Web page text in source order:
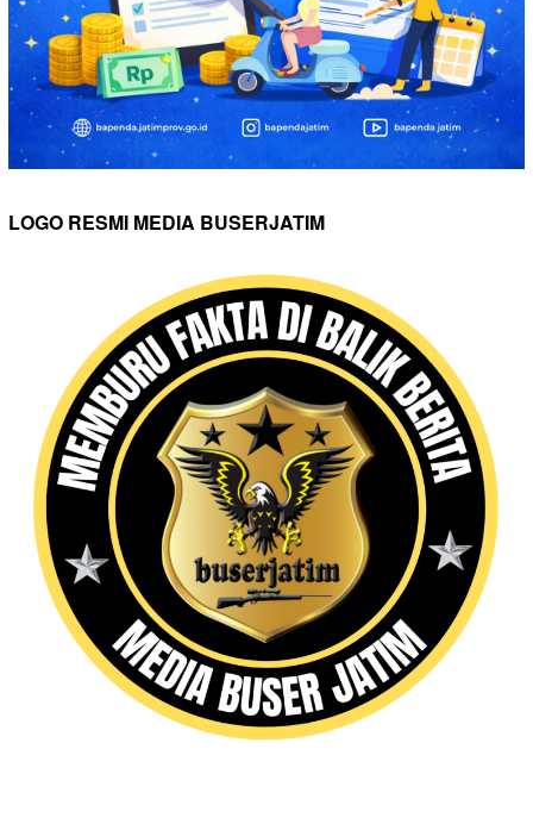
LOGO RESMI MEDIA BUSERJATIM